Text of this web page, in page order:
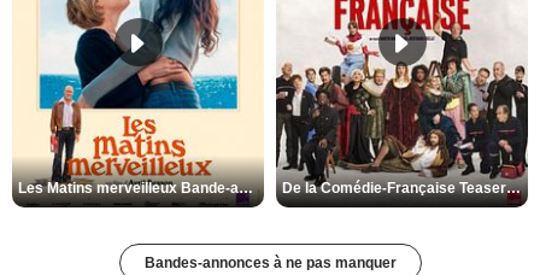
Les Matins merveilleux Bande-annonce VF De la Comédie-Française Teaser VF
Bandes-annonces à ne pas manquer